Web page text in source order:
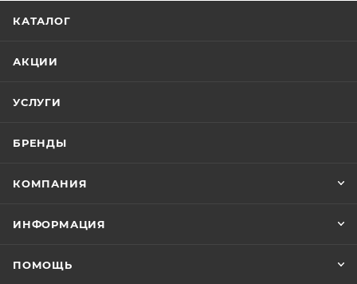
КАТАЛОГ
АКЦИИ
УСЛУГИ
БРЕНДЫ
КОМПАНИЯ
ИНФОРМАЦИЯ
ПОМОЩЬ